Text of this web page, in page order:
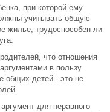
при которой ему
учитывать общую
жилье, трудоспособен ли
что отношения
в пользу
общих детей - это не
для неравного